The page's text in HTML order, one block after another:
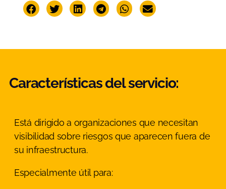
Características del servicio:
Está dirigido a organizaciones que necesitan
visibilidad sobre riesgos que aparecen fuera de
su infraestructura.
Especialmente útil para: